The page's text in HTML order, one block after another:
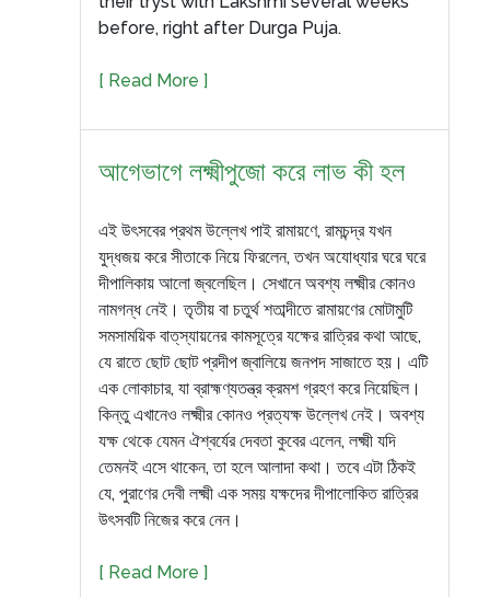
before, right after Durga Puja.
[ Read More ]
আগেভাগে লক্ষ্মীপুজো করে লাভ কী হল
এই উৎসবের প্রথম উল্লেখ পাই রামায়ণে, রামচন্দ্র যখন
যুদ্ধজয় করে সীতাকে নিয়ে ফিরলেন, তখন অযোধ্যার ঘরে ঘরে
দীপালিকায় আলো জ্বলেছিল। সেখানে অবশ্য লক্ষ্মীর কোনও
নামগন্ধ নেই। তৃতীয় বা চতুর্থ শতাব্দীতে রামায়ণের মোটামুটি
সমসাময়িক বাত্‌স্যায়নের কামসূত্রে যক্ষের রাত্রির কথা আছে,
যে রাতে ছোট ছোট প্রদীপ জ্বালিয়ে জনপদ সাজাতে হয়। এটি
এক লোকাচার, যা ব্রাহ্মণ্যতন্ত্র ক্রমশ গ্রহণ করে নিয়েছিল।
কিন্তু এখানেও লক্ষ্মীর কোনও প্রত্যক্ষ উল্লেখ নেই। অবশ্য
যক্ষ থেকে যেমন ঐশ্বর্যের দেবতা কুবের এলেন, লক্ষ্মী যদি
তেমনই এসে থাকেন, তা হলে আলাদা কথা। তবে এটা ঠিকই
যে, পুরাণের দেবী লক্ষ্মী এক সময় যক্ষদের দীপালোকিত রাত্রির
উৎসবটি নিজের করে নেন।
[ Read More ]